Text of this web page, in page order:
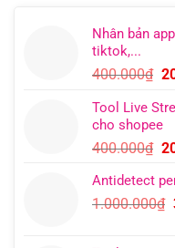
Nhân bản
tiktok,...
400.000₫
là:
Tool Live
cho shopee
400.000₫
là:
Antidetect
1.000.000₫